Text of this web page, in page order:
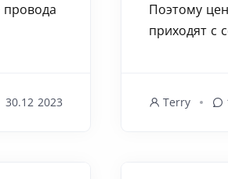
провода
30.12 2023
Поэтому
приходят с
Terry